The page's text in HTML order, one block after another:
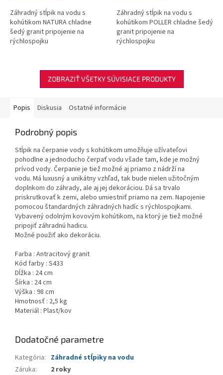
Záhradný stĺpik na vodu s
kohútikom NATURA chladne
šedý granit pripojenie na
rýchlospojku
Záhradný stĺpik na vodu s
kohútikom POLLER chladne šedý
granit pripojenie na
rýchlospojku
ZOBRAZIŤ VŠETKY SÚVISIACE PRODUKTY
Popis Diskusia Ostatné informácie
Podrobný popis
Stĺpik na čerpanie vody s kohútikom umožňuje užívateľovi
pohodlne a jednoducho čerpať vodu všade tam, kde je možný
prívod vody. Čerpanie je tiež možné aj priamo z nádrží na
vodu. Má luxusný a unikátny vzhľad, tak bude nielen užitočným
doplnkom do záhrady, ale aj jej dekoráciou. Dá sa trvalo
priskrutkovať k zemi, alebo umiestniť priamo na zem. Napojenie
pomocou štandardných záhradných hadíc s rýchlospojkami.
Vybavený odolným kovovým kohútikom, na ktorý je tiež možné
pripojiť záhradnú hadicu.
Možné použiť ako dekoráciu.
Farba : Antracitový granit
Kód farby : S433
Dĺžka : 24 cm
Šírka : 24 cm
Výška : 98 cm
Hmotnosť : 2,5 kg
Materiál : Plast/kov
Dodatočné parametre
Kategória: Záhradné stĺpiky na vodu
Záruka: 2 roky